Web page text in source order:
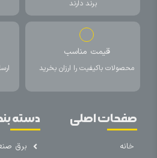
برند دارند
قیمت مناسب
محصولات باکیفیت را ارزان بخرید
صفحات اصلی
خانه
دسته
برق